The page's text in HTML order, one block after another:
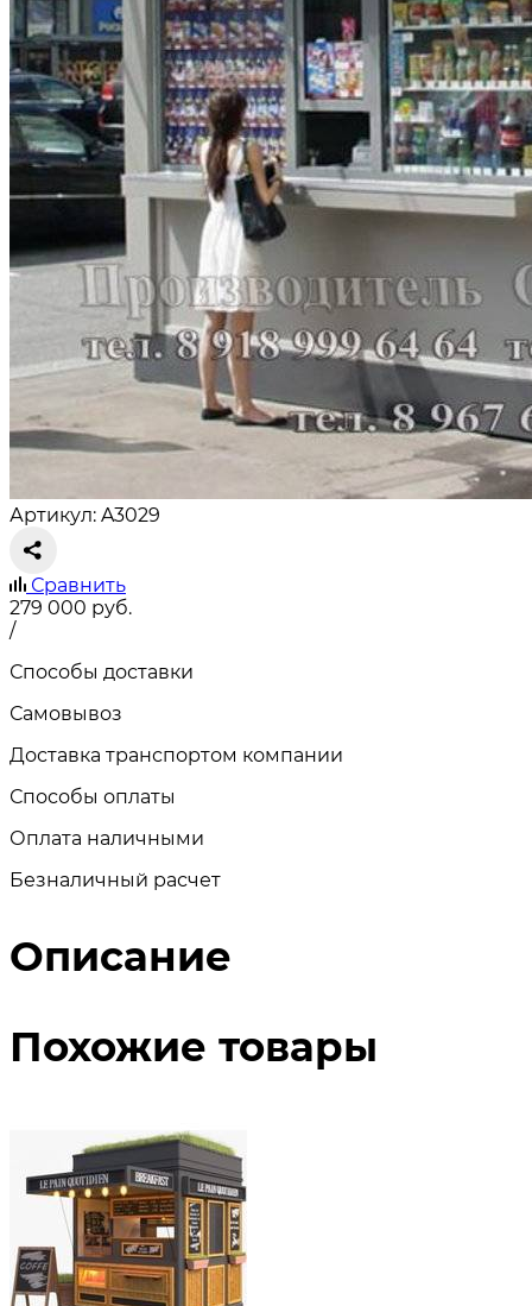
Артикул: A3029
Сравнить
279 000 руб.
/
Способы доставки
Самовывоз
Доставка транспортом компании
Способы оплаты
Оплата наличными
Безналичный расчет
Описание
Похожие товары